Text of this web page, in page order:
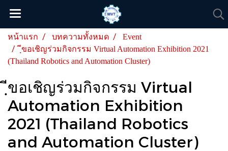
หน้าแรก บทความทั้งหมด
Event
ฺีขอเชิญร่วมกิจกรรม Virtual Automation Exhibition 2021
(Thailand Robotics and Automation Cluster)
ฺีขอเชิญร่วมกิจกรรม Virtual
Automation Exhibition
2021 (Thailand Robotics
and Automation Cluster)